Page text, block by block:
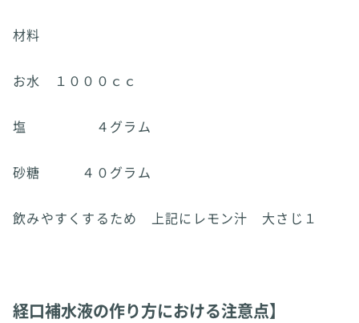
材料
お水 １０００ｃｃ
塩 ４グラム
砂糖 ４０グラム
飲みやすくするため 上記にレモン汁 大さじ１
経口補水液の作り方における注意点】